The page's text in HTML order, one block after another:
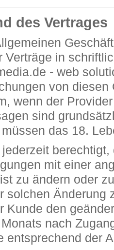
des Vertrages
Verträge in
- web
von
wenn der
sind
das 18.
mit einer
zu ändern oder
solchen Änderung
Kunde den
nach
entsprechend der